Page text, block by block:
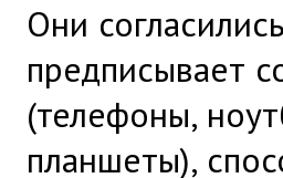
Они
предписывает
(телефоны,
планшеты),